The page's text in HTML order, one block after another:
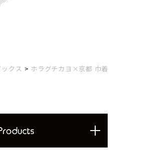
ックス ホラグチカヨ×京都 巾着